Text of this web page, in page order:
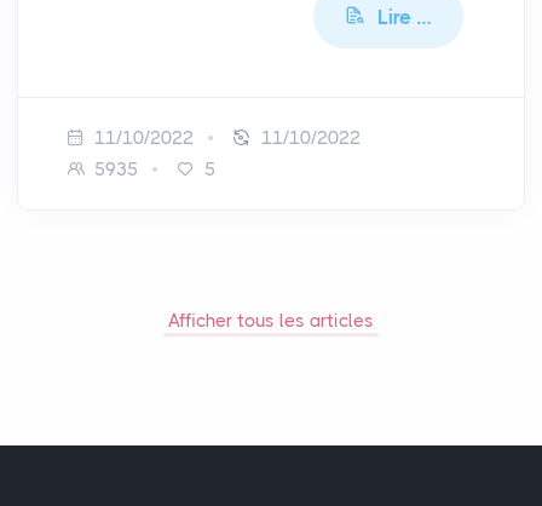
Lire …
11/10/2022
11/10/2022
5935
5
Afficher tous les articles